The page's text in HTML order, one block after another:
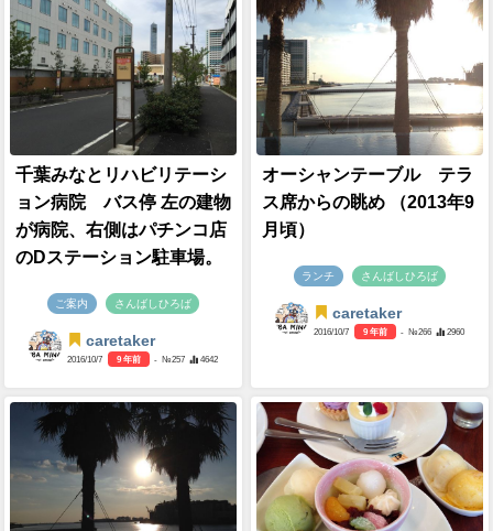
千葉みなとリハビリテーシ
ョン病院 バス停 左の建物
が病院、右側はパチンコ店
のDステーション駐車場。
ご案内 さんばしひろば
caretaker
2016/10/7 9 年前 - №257 4642
オーシャンテーブル テラ
ス席からの眺め （2013年9
月頃）
ランチ さんばしひろば
caretaker
2016/10/7 9 年前 - №266 2960